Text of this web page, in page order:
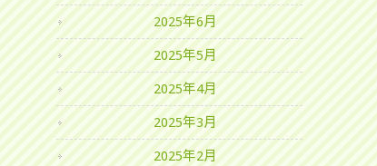
2025年6月
2025年5月
2025年4月
2025年3月
2025年2月